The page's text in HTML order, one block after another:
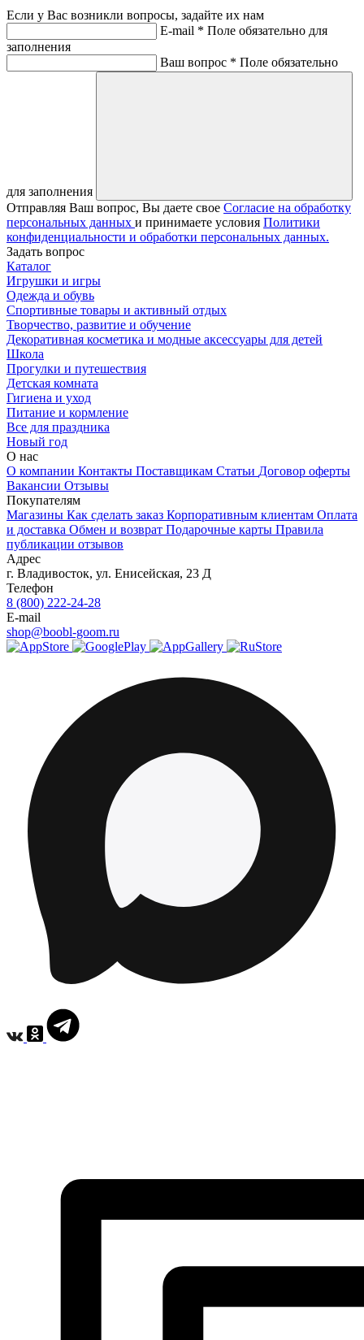
Если у Вас возникли вопросы, задайте их нам
E-mail * Поле обязательно для
заполнения
Ваш вопрос * Поле обязательно
для заполнения
Отправляя Ваш вопрос, Вы даете свое Согласие на обработку
персональных данных и принимаете условия Политики
конфиденциальности и обработки персональных данных.
Задать вопрос
Каталог
Игрушки и игры
Одежда и обувь
Спортивные товары и активный отдых
Творчество, развитие и обучение
Декоративная косметика и модные аксессуары для детей
Школа
Прогулки и путешествия
Детская комната
Гигиена и уход
Питание и кормление
Все для праздника
Новый год
О нас
О компании Контакты Поставщикам Статьи Договор оферты
Вакансии Отзывы
Покупателям
Магазины Как сделать заказ Корпоративным клиентам Оплата
и доставка Обмен и возврат Подарочные карты Правила
публикации отзывов
Адрес
г. Владивосток, ул. Енисейская, 23 Д
Телефон
8 (800) 222-24-28
E-mail
shop@boobl-goom.ru